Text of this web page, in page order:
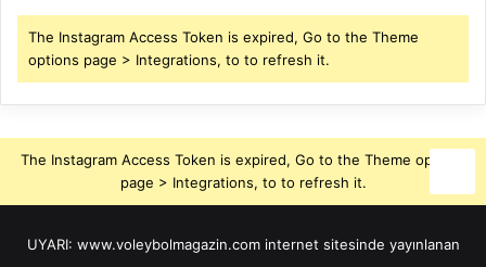
The Instagram Access Token is expired, Go to the Theme
options page > Integrations, to to refresh it.
The Instagram Access Token is expired, Go to the Theme options
page > Integrations, to to refresh it.
UYARI: www.voleybolmagazin.com internet sitesinde yayınlanan